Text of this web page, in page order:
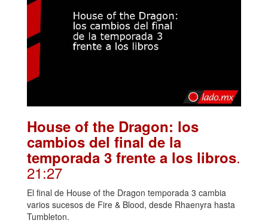
House of the Dragon: los
cambios del final de la
temporada 3 frente a los libros.
21:27
El final de House of the Dragon temporada 3 cambia
varios sucesos de Fire & Blood, desde Rhaenyra hasta
Tumbleton.